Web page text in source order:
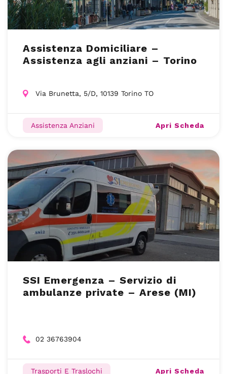
Assistenza Domiciliare –
Assistenza agli anziani – Torino
Via Brunetta, 5/D, 10139 Torino TO
Assistenza Anziani Apri Scheda
SSI Emergenza – Servizio di
ambulanze private – Arese (MI)
02 36763904
Trasporti E Traslochi Apri Scheda